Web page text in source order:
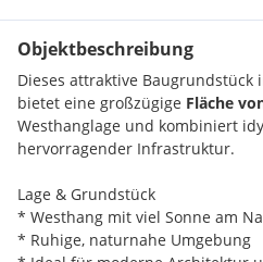
Objektbeschreibung
Dieses attraktive Baugrundstück
bietet eine großzügige Fläche
Westhanglage und kombiniert
hervorragender Infrastruktur.
Lage & Grundstück
* Westhang mit viel Sonne am
* Ruhige, naturnahe Umgebung